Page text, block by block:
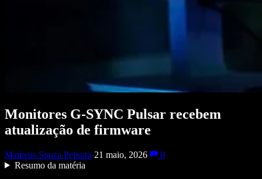
Monitores G-SYNC Pulsar recebem
atualização de firmware
Matheus Souza Peixoto 21 maio, 2026
0
Resumo da matéria